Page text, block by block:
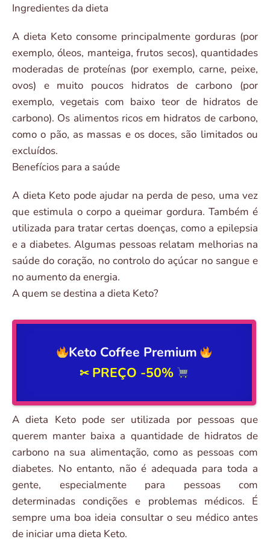
Ingredientes da dieta
A dieta Keto consome principalmente gorduras (por
exemplo, óleos, manteiga, frutos secos), quantidades
moderadas de proteínas (por exemplo, carne, peixe,
ovos) e muito poucos hidratos de carbono (por
exemplo, vegetais com baixo teor de hidratos de
carbono). Os alimentos ricos em hidratos de carbono,
como o pão, as massas e os doces, são limitados ou
excluídos.
Benefícios para a saúde
A dieta Keto pode ajudar na perda de peso, uma vez
que estimula o corpo a queimar gordura. Também é
utilizada para tratar certas doenças, como a epilepsia
e a diabetes. Algumas pessoas relatam melhorias na
saúde do coração, no controlo do açúcar no sangue e
no aumento da energia.
A quem se destina a dieta Keto?
Keto Coffee Premium
✂ PREÇO -50%
A dieta Keto pode ser utilizada por pessoas que
querem manter baixa a quantidade de hidratos de
carbono na sua alimentação, como as pessoas com
diabetes. No entanto, não é adequada para toda a
gente, especialmente para pessoas com
determinadas condições e problemas médicos. É
sempre uma boa ideia consultar o seu médico antes
de iniciar uma dieta Keto.